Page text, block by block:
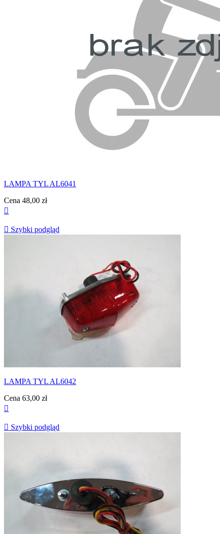
LAMPA TYL AL6041
Cena 48,00 zł

 Szybki podgląd
LAMPA TYL AL6042
Cena 63,00 zł

 Szybki podgląd